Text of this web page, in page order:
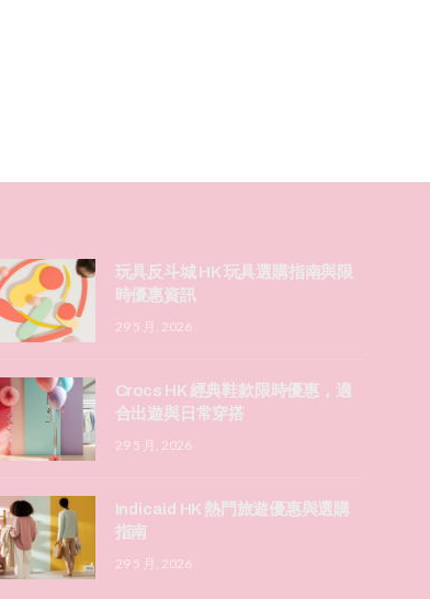
玩具反斗城 HK 玩具選購指南與限
時優惠資訊
29 5 月, 2026
Crocs HK 經典鞋款限時優惠，適
合出遊與日常穿搭
29 5 月, 2026
Indicaid HK 熱門旅遊優惠與選購
指南
29 5 月, 2026